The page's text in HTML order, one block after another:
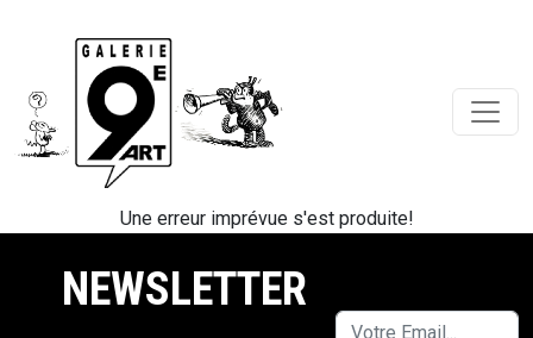
Une erreur imprévue s'est produite!
NEWSLETTER